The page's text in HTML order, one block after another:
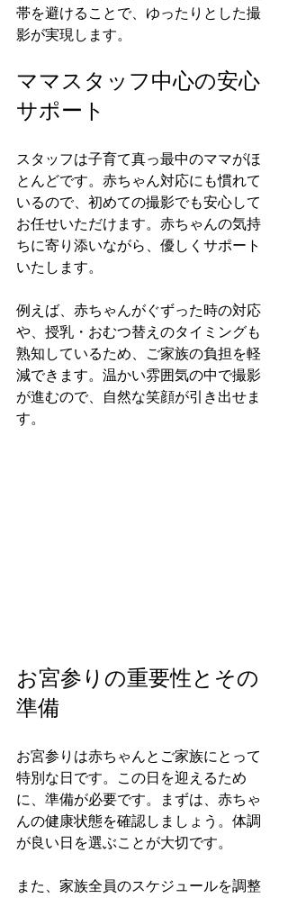
帯を避けることで、ゆったりとした撮
影が実現します。
ママスタッフ中心の安心
サポート
スタッフは子育て真っ最中のママがほ
とんどです。赤ちゃん対応にも慣れて
いるので、初めての撮影でも安心して
お任せいただけます。赤ちゃんの気持
ちに寄り添いながら、優しくサポート
いたします。
例えば、赤ちゃんがぐずった時の対応
や、授乳・おむつ替えのタイミングも
熟知しているため、ご家族の負担を軽
減できます。温かい雰囲気の中で撮影
が進むので、自然な笑顔が引き出せま
す。
お宮参りの重要性とその
準備
お宮参りは赤ちゃんとご家族にとって
特別な日です。この日を迎えるため
に、準備が必要です。まずは、赤ちゃ
んの健康状態を確認しましょう。体調
が良い日を選ぶことが大切です。
また、家族全員のスケジュールを調整